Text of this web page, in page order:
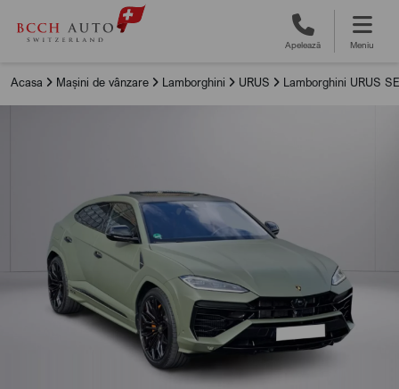
Apelează Meniu
Acasa Mașini de vânzare Lamborghini URUS Lamborghini URUS SE